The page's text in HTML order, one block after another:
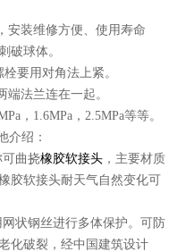
安装维修方便、使用寿命
破球体。
要用对角法上紧。
法兰连在一起。
，1.6MPa，2.5MPa等等。
介绍：
可曲挠橡胶软接头 ，主要材质
胶软接头耐天气自然变化可
状钢丝进行多体保护。可防
化破裂，经中国建筑设计